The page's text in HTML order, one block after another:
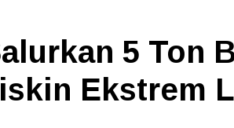
5 Ton
Ekstrem